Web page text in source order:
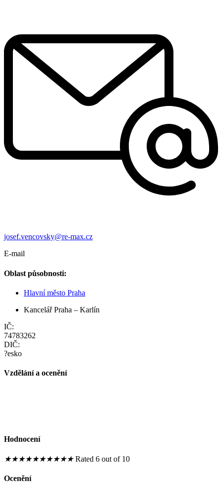
josef.vencovsky@re-max.cz
E-mail
Oblast působnosti:
Hlavní město Praha
Kancelář Praha – Karlín
IČ:
74783262
DIČ:
?esko
Vzdělání a ocenění
Hodnocení
★★★★★★★★★★ Rated 6 out of 10
Ocenění